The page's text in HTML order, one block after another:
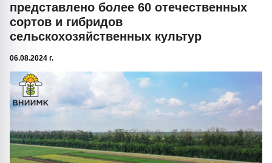
представлено более 60 отечественных
сортов и гибридов
сельскохозяйственных культур
06.08.2024 г.